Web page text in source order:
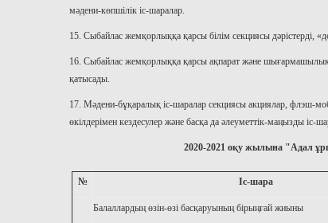
мәдени-көпшілік іс-шаралар.
15. Сыбайлас жемқорлыққа қарсы білім секциясы дәрістерді,
16. Сыбайлас жемқорлыққа қарсы ақпарат және
қатысады.
17. Мәдени-бұқаралық іс-шаралар секциясы акциялар, флэш-
өкілдерімен кездесулер және басқа да әлеуметтік-маңызды
2020-2021 оқу жылына "Адал
№ Іс-шара
Балаллардың өзін-өзі басқаруының бірыңғай жиыны